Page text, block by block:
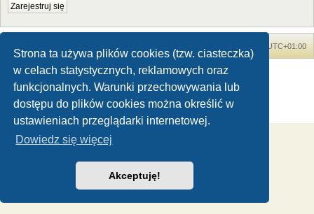
Strona ta używa plików cookies (tzw. ciasteczka)
w celach statystycznych, reklamowych oraz
funkcjonalnych. Warunki przechowywania lub
dostępu do plików cookies można określić w
ustawieniach przeglądarki internetowej.
Dowiedz się więcej
Akceptuję!
Zarejestruj się
UTC+01:00
Dinozaury.com© 2006-2020
Technologię dostarczaphpBB® Forum Software © phpBB Limited
Zasady ochrony danych osobowych|Regulamin